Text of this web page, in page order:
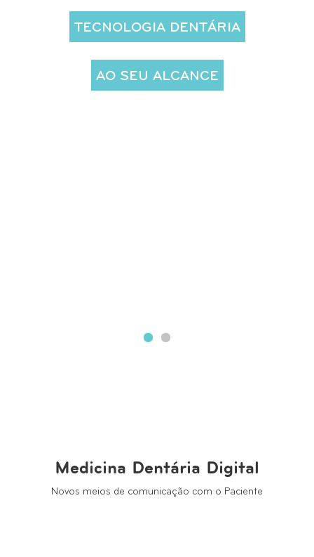
TECNOLOGIA DENTÁRIA
AO SEU ALCANCE
Medicina Dentária Digital
Novos meios de comunicação com o Paciente